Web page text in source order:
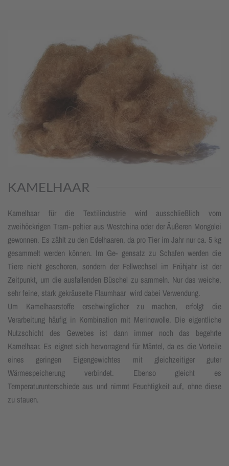
KAMELHAAR
Kamelhaar für die Textilindustrie wird ausschließlich vom
zweihöckrigen Tram- peltier aus Westchina oder der Äußeren Mongolei
gewonnen. Es zählt zu den Edelhaaren, da pro Tier im Jahr nur ca. 5 kg
gesammelt werden können. Im Ge- gensatz zu Schafen werden die
Tiere nicht geschoren, sondern der Fellwechsel im Frühjahr ist der
Zeitpunkt, um die ausfallenden Büschel zu sammeln. Nur das weiche,
sehr feine, stark gekräuselte Flaumhaar wird dabei Verwendung.
Um Kamelhaarstoffe erschwinglicher zu machen, erfolgt die
Verarbeitung häufig in Kombination mit Merinowolle. Die eigentliche
Nutzschicht des Gewebes ist dann immer noch das begehrte
Kamelhaar. Es eignet sich hervorragend für Mäntel, da es die Vorteile
eines geringen Eigengewichtes mit gleichzeitiger guter
Wärmespeicherung verbindet. Ebenso gleicht es
Temperaturunterschiede aus und nimmt Feuchtigkeit auf, ohne diese
zu stauen.